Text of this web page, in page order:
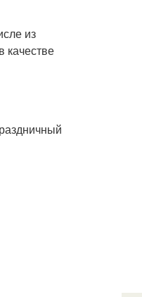
из
качестве